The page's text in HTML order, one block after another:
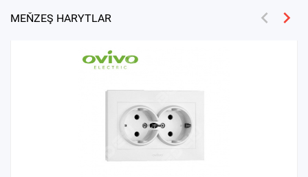
MEŇZEŞ HARYTLAR